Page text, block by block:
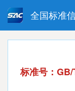
全国标准
强制性国家
指导性技术
标准号：